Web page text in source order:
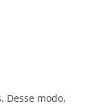
Desse modo,